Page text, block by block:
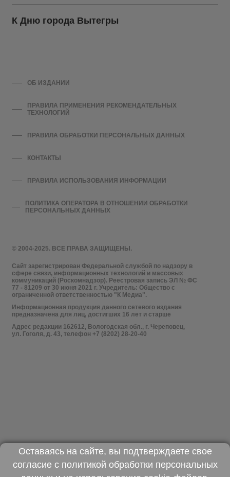
К Дню города Вытегры
© 2004-2025. ВСЕ ПРАВА ЗАЩИЩЕНЫ.
Сайт зарегистрирован Федеральной службой по надзору в
сфере связи, информационных технологий и массовых
коммуникаций (Роскомнадзор). Реестровая запись ЭЛ № ФС
77 - 81209 от 30 июня 2021 г. Учредитель: Общество с
ограниченной ответственностью "К Медиа".
Информационная продукция данного сетевого издания
предназначена для лиц, достигших 16 лет и старше
Адрес редакции 162612, Вологодская обл., г. Череповец,
ул. Гоголя, д. 43, телефон +7 (8202) 28-20-40
ОБ ИЗДАНИИ
ПРАВИЛА ПРИМЕНЕНИЯ РЕКОМЕНДАТЕЛЬНЫХ
ТЕХНОЛОГИЙ
ПРАВИЛА ОБРАБОТКИ ПЕРСОНАЛЬНЫХ ДАННЫХ
КОНТАКТЫ
ПРАВИЛА ИСПОЛЬЗОВАНИЯ ИНФОРМАЦИИ
ПОЛИТИКА ОПЕРАТОРА В ОТНОШЕНИИ ОБРАБОТКИ
ПЕРСОНАЛЬНЫХ ДАННЫХ
Оставаясь на сайте, вы подтверждаете свое
согласие с политикой обработки персональных